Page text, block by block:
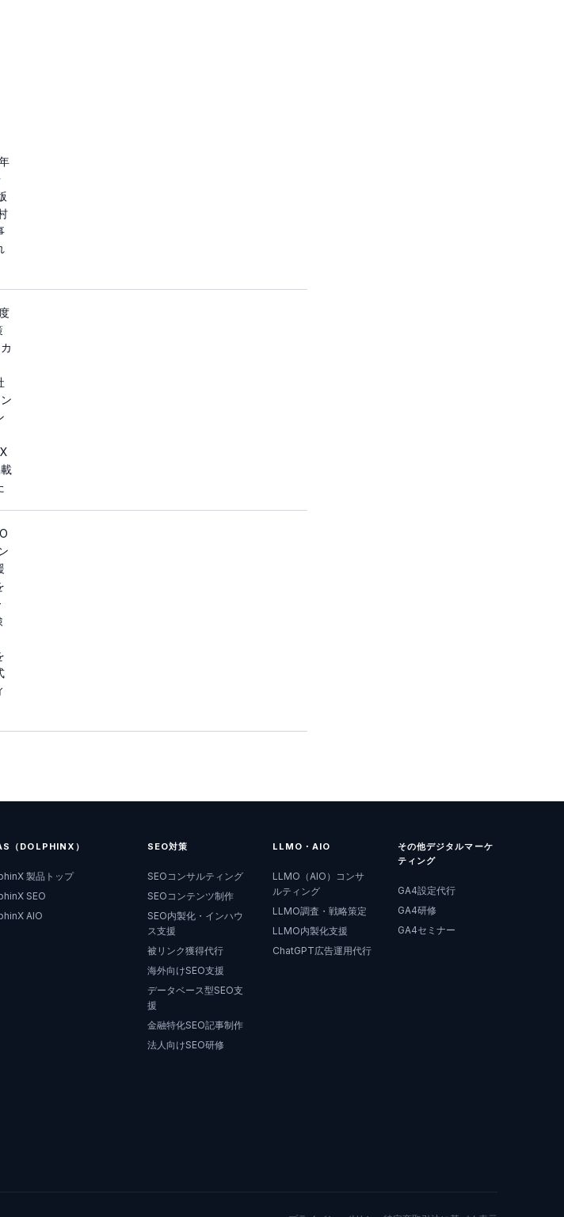
（DOLPHINX）
製品トップ
SEO
AIO
SEO対策
SEOコンサルティング
SEOコンテンツ制作
SEO内製化・インハウ
ス支援
被リンク獲得代行
海外向けSEO支援
データベース型SEO支
援
金融特化SEO記事制作
法人向けSEO研修
LLMO・AIO
LLMO（AIO）コンサ
ルティング
LLMO調査・戦略策定
LLMO内製化支援
ChatGPT広告運用代行
その他デジタルマーケ
ティング
GA4設定代行
GA4研修
GA4セミナー